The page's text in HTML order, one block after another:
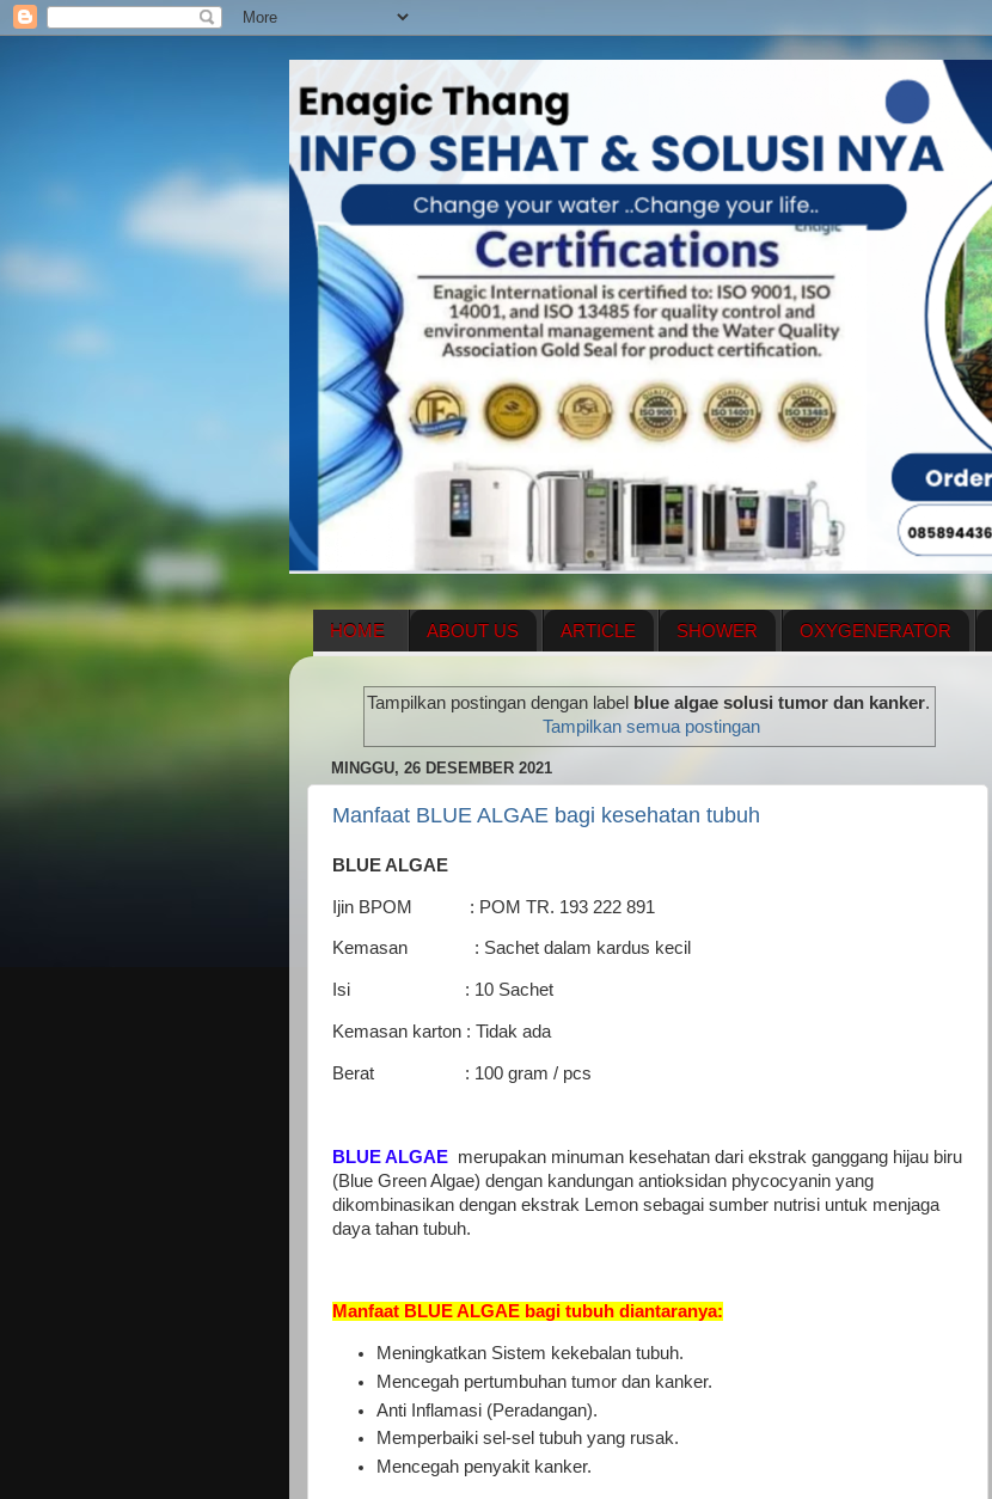
HOME ABOUT US ARTICLE SHOWER OXYGENERATOR
ENAGIC COMPENSATION PLAN MENUS
Tampilkan postingan dengan label blue algae solusi tumor dan kanker.
Tampilkan semua postingan
MINGGU, 26 DESEMBER 2021
Manfaat BLUE ALGAE bagi kesehatan tubuh
BLUE ALGAE
Ijin BPOM : POM TR. 193 222 891
Kemasan : Sachet dalam kardus kecil
Isi : 10 Sachet
Kemasan karton : Tidak ada
Berat : 100 gram / pcs
BLUE ALGAE merupakan minuman kesehatan dari ekstrak ganggang hijau biru
(Blue Green Algae) dengan kandungan antioksidan phycocyanin yang
dikombinasikan dengan ekstrak Lemon sebagai sumber nutrisi untuk menjaga
daya tahan tubuh.
Manfaat BLUE ALGAE bagi tubuh diantaranya:
Meningkatkan Sistem kekebalan tubuh.
Mencegah pertumbuhan tumor dan kanker.
Anti Inflamasi (Peradangan).
Memperbaiki sel-sel tubuh yang rusak.
Mencegah penyakit kanker.